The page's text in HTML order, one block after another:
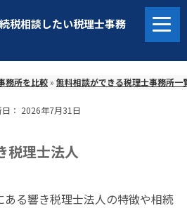
税相談したい税理士事務
務所を比較 » 無料相談ができる税理士事務所一
： 2026年7月31日
税理士法人
ある響き税理士法人の特徴や相続